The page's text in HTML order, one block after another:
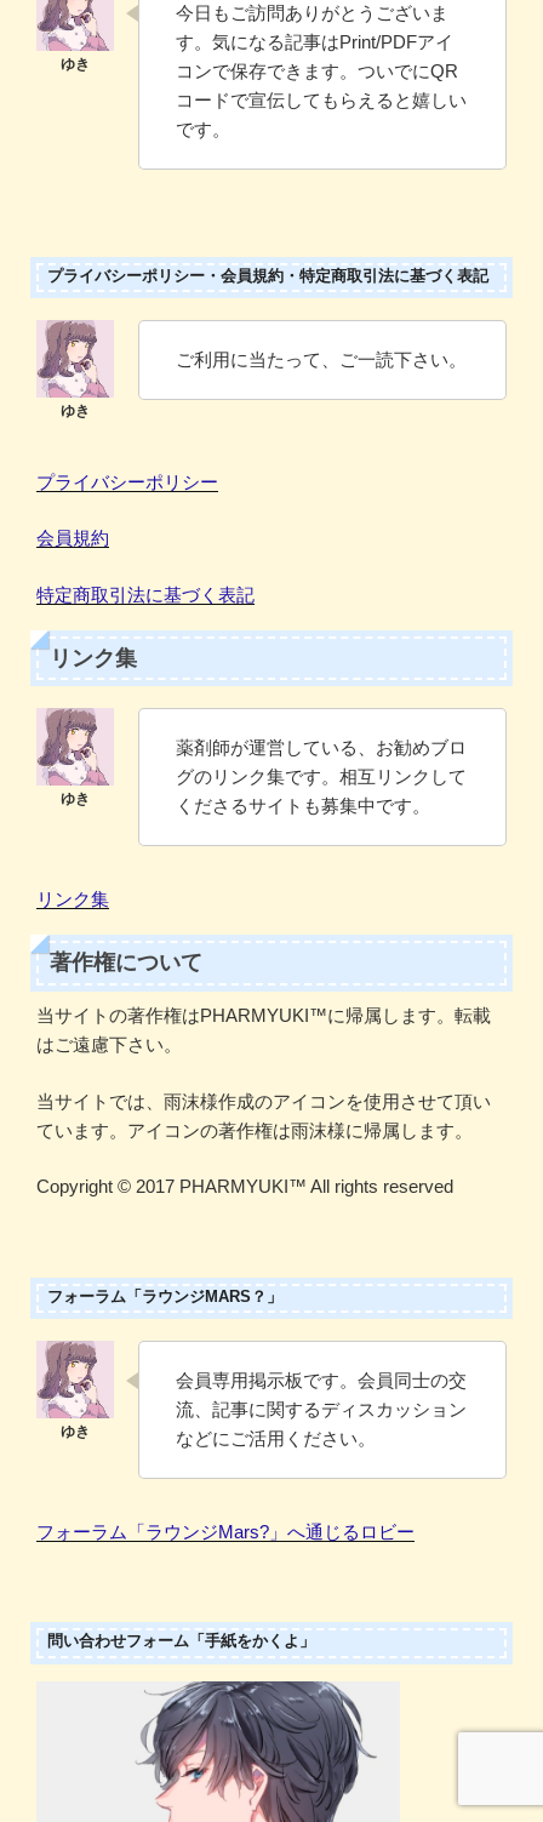
今日もご訪問ありがとうございま
す。気になる記事はPrint/PDFアイ
コンで保存できます。ついでにQR
コードで宣伝してもらえると嬉しい
です。
プライバシーポリシー・会員規約・特定商取引法に基づく表記
ご利用に当たって、ご一読下さい。
プライバシーポリシー
会員規約
特定商取引法に基づく表記
リンク集
薬剤師が運営している、お勧めブロ
グのリンク集です。相互リンクして
くださるサイトも募集中です。
リンク集
著作権について
当サイトの著作権はPHARMYUKI™に帰属します。転載
はご遠慮下さい。
当サイトでは、雨沫様作成のアイコンを使用させて頂い
ています。アイコンの著作権は雨沫様に帰属します。
Copyright ©️ 2017 PHARMYUKI™️ All rights reserved
フォーラム「ラウンジMARS？」
会員専用掲示板です。会員同士の交
流、記事に関するディスカッション
などにご活用ください。
フォーラム「ラウンジMars?」へ通じるロビー
問い合わせフォーム「手紙をかくよ」